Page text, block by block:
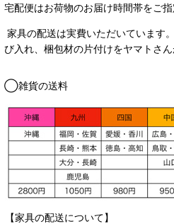
宅配便はお荷物のお届け時間帯をご指
家具の配送は実費いただいています
び入れ、梱包材の片付けをヤマトさん
◯雑貨の送料
【家具の配送について】